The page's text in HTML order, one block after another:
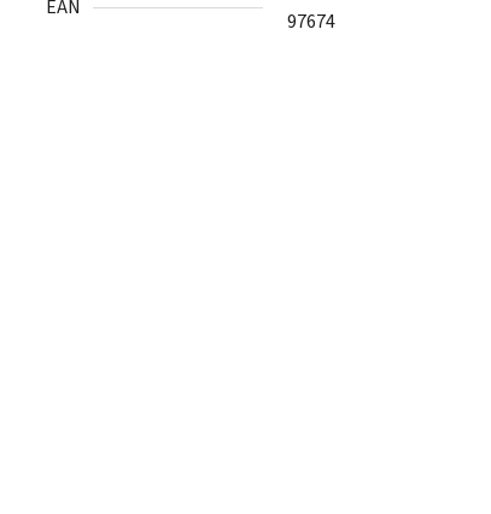
EAN
97674